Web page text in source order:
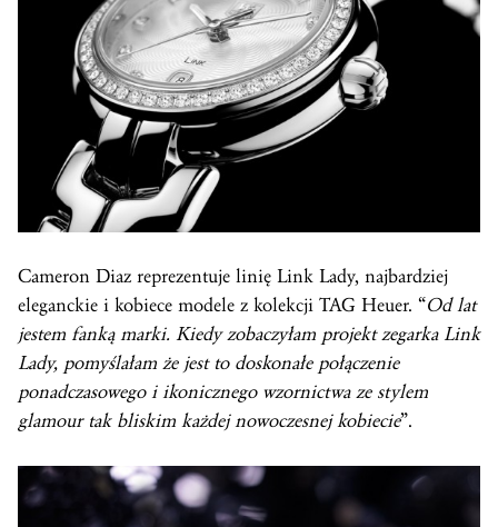
Cameron Diaz reprezentuje linię Link Lady, najbardziej
eleganckie i kobiece modele z kolekcji TAG Heuer. “Od lat
jestem fanką marki. Kiedy zobaczyłam projekt zegarka Link
Lady, pomyślałam że jest to doskonałe połączenie
ponadczasowego i ikonicznego wzornictwa ze stylem
glamour tak bliskim każdej nowoczesnej kobiecie”.